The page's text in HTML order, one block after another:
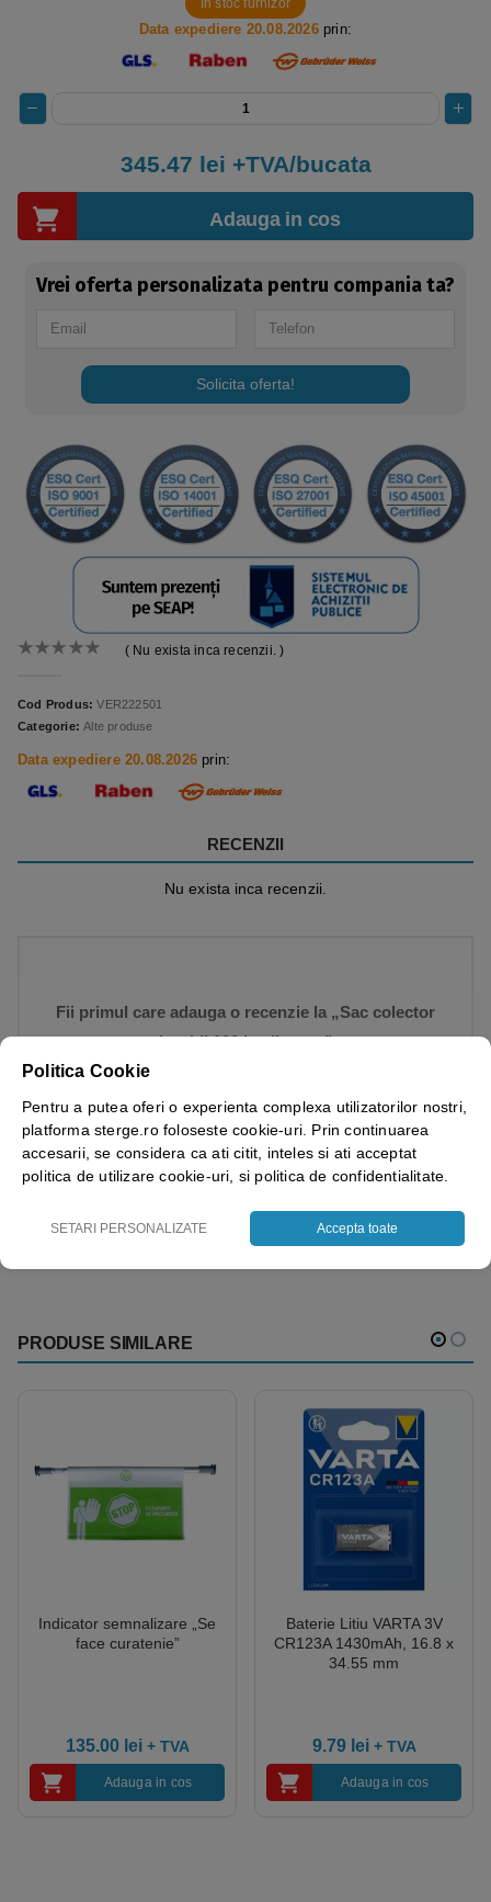
( Nu exista inca recenzii. )
Cod Produs:VER222501
Categorie:Alte produse
Data expediere 20.08.2026 prin:
In stoc furnizor
Data expediere 20.08.2026prin:
345.47 lei +TVA/bucata
Adauga in cos
Vrei oferta personalizata pentru compania ta?
Solicita oferta!
RECENZII
Nu exista inca recenzii.
Fii primul care adauga o recenzie la „Sac colector
lavabil 120 L, albastru”
Trebuie sa fii autentificatpentru a publica o recenzie.
Vezi mai mult ⬇
PRODUSE SIMILARE
Indicator semnalizare „Se
face curatenie”
135.00 lei + TVA
Adauga in cos
Baterie Litiu VARTA 3V
CR123A 1430mAh, 16.8 x
34.55 mm
9.79 lei + TVA
Adauga in cos
Politica Cookie
Pentru a putea oferi o experienta complexa utilizatorilor nostri,
platforma sterge.ro foloseste cookie-uri. Prin continuarea
accesarii, se considera ca ati citit, inteles si ati acceptat
politica de utilizare cookie-uri, si politica de confidentialitate.
SETARI PERSONALIZATE Accepta toate